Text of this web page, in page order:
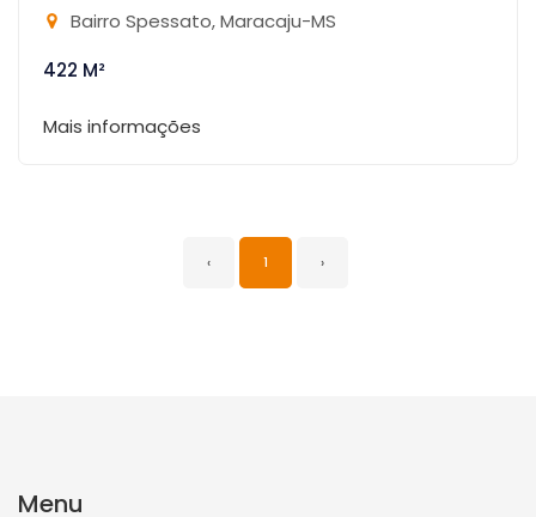
Bairro Spessato, Maracaju-MS
422 M²
Mais informações
‹ 1 ›
Menu